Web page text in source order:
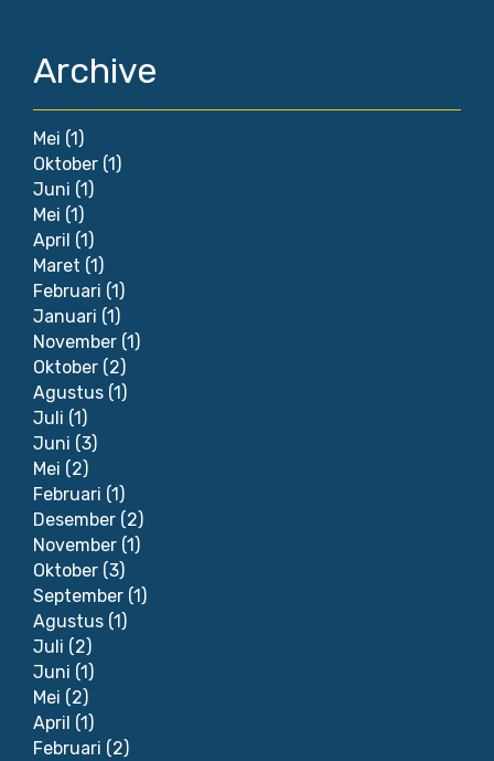
Archive
Mei (1)
Oktober (1)
Juni (1)
Mei (1)
April (1)
Maret (1)
Februari (1)
Januari (1)
November (1)
Oktober (2)
Agustus (1)
Juli (1)
Juni (3)
Mei (2)
Februari (1)
Desember (2)
November (1)
Oktober (3)
September (1)
Agustus (1)
Juli (2)
Juni (1)
Mei (2)
April (1)
Februari (2)